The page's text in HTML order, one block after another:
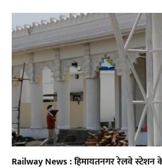
Railway News : हिमायतनगर रेलवे स्टेशन